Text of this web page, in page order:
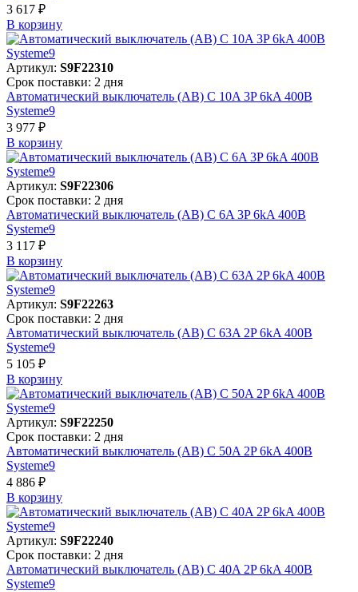
3 617 ₽
В корзинy
Артикул: S9F22310
Срок поставки: 2 дня
Автоматический выключатель (АВ) C 10A 3P 6kA 400В
Systeme9
3 977 ₽
В корзинy
Артикул: S9F22306
Срок поставки: 2 дня
Автоматический выключатель (АВ) C 6A 3P 6kA 400В
Systeme9
3 117 ₽
В корзинy
Артикул: S9F22263
Срок поставки: 2 дня
Автоматический выключатель (АВ) C 63A 2P 6kA 400В
Systeme9
5 105 ₽
В корзинy
Артикул: S9F22250
Срок поставки: 2 дня
Автоматический выключатель (АВ) C 50A 2P 6kA 400В
Systeme9
4 886 ₽
В корзинy
Артикул: S9F22240
Срок поставки: 2 дня
Автоматический выключатель (АВ) C 40A 2P 6kA 400В
Systeme9